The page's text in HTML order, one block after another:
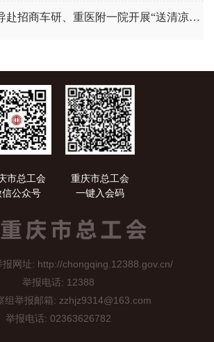
招商车研、重医附一院开展“送清凉”慰问活动
市总工会
信公众号
重庆市总工会
一键入会码
报网址: http://chongqing.12388.gov.cn/
举报电话: 12388
组举报邮箱: zzhjz9314@163.com
举报电话: 02363626782